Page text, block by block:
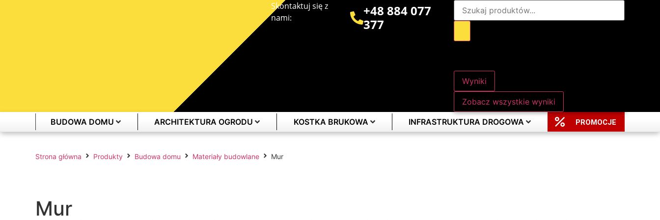
Skontaktuj się z
nami:
+48 884 077
377
Wyniki
Zobacz wszystkie wyniki
BUDOWA DOMU ARCHITEKTURA OGRODU KOSTKA BRUKOWA INFRASTRUKTURA DROGOWA PROMOCJE
Strona główna Produkty Budowa domu Materiały budowlane Mur
Mur